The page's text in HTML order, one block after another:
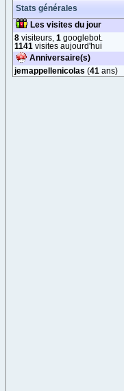
Stats générales
Les visites du jour
8 visiteurs, 1 googlebot.
1141 visites aujourd'hui
Anniversaire(s)
jemappellenicolas (41 ans)